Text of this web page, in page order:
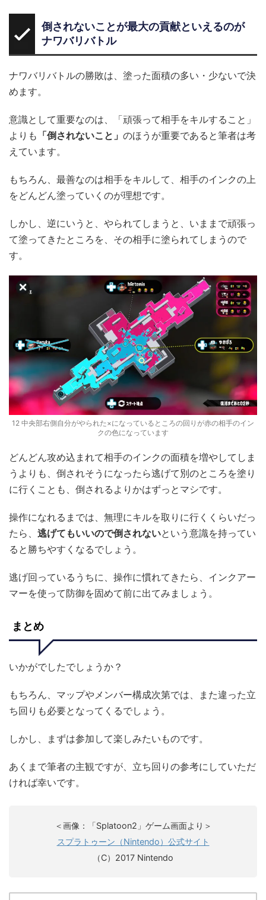
倒されないことが最大の貢献といえるのが
ナワバリバトル
ナワバリバトルの勝敗は、塗った面積の多い・少ないで決
めます。
意識として重要なのは、「頑張って相手をキルすること」
よりも 「倒されないこと」 のほうが重要であると筆者は考
えています。
もちろん、最善なのは相手をキルして、相手のインクの上
をどんどん塗っていくのが理想です。
しかし、逆にいうと、やられてしまうと、いままで頑張っ
て塗ってきたところを、その相手に塗られてしまうので
す。
12 中央部右側自分がやられた×になっているところの回りが赤の相手のイン
クの色になっています
どんどん攻め込まれて相手のインクの面積を増やしてしま
うよりも、倒されそうになったら逃げて別のところを塗り
に行くことも、倒されるよりかはずっとマシです。
操作になれるまでは、無理にキルを取りに行くくらいだっ
たら、 逃げてもいいので倒されないという意識を持ってい
ると勝ちやすくなるでしょう。
逃げ回っているうちに、操作に慣れてきたら、インクアー
マーを使って防御を固めて前に出てみましょう。
まとめ
いかがでしたでしょうか？
もちろん、マップやメンバー構成次第では、また違った立
ち回りも必要となってくるでしょう。
しかし、まずは参加して楽しみたいものです。
あくまで筆者の主観ですが、立ち回りの参考にしていただ
ければ幸いです。
＜画像：「Splatoon2」ゲーム画面より＞
スプラトゥーン（Nintendo）公式サイト
（C）2017 Nintendo